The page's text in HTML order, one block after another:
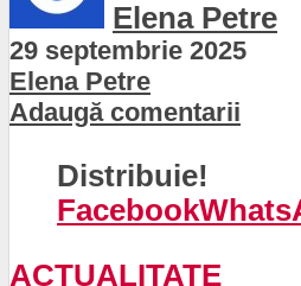
Elena Petre
29 septembrie 2025
Elena Petre
Adaugă comentarii
Distribuie!
Facebook
ACTUALITATE